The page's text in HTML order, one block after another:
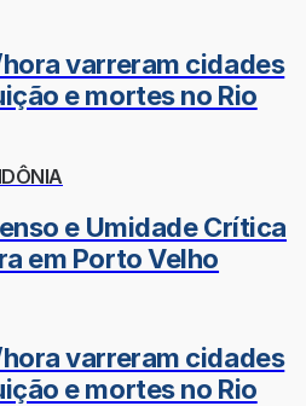
varreram cidades
e mortes no Rio
e Umidade Crítica
em Porto Velho
varreram cidades
e mortes no Rio